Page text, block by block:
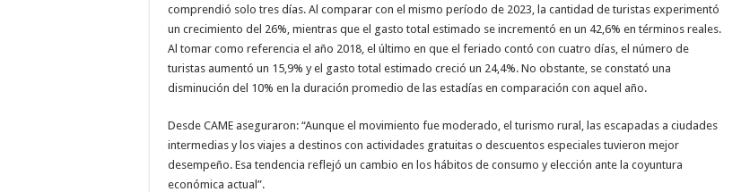
comprendió solo tres días. Al comparar con el mismo período de 2023, la cantidad de turistas experimentó
un crecimiento del 26%, mientras que el gasto total estimado se incrementó en un 42,6% en términos reales.
Al tomar como referencia el año 2018, el último en que el feriado contó con cuatro días, el número de
turistas aumentó un 15,9% y el gasto total estimado creció un 24,4%. No obstante, se constató una
disminución del 10% en la duración promedio de las estadías en comparación con aquel año.
Desde CAME aseguraron: “Aunque el movimiento fue moderado, el turismo rural, las escapadas a ciudades
intermedias y los viajes a destinos con actividades gratuitas o descuentos especiales tuvieron mejor
desempeño. Esa tendencia reflejó un cambio en los hábitos de consumo y elección ante la coyuntura
económica actual”.